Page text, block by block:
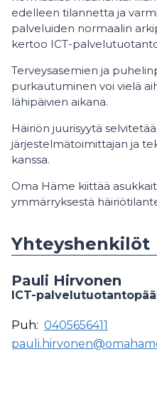
edelleen tilannetta ja
palveluiden normaalin
kertoo ICT-
Terveysasemien ja
purkautuminen voi vielä
lähipäivien aikana.
Häiriön juurisyytä
järjestelmätoimittajan ja
kanssa.
Oma Häme kiittää
ymmärryksestä
Yhteyshenkilöt
Pauli Hirvonen
ICT-
Puh: 0405656411